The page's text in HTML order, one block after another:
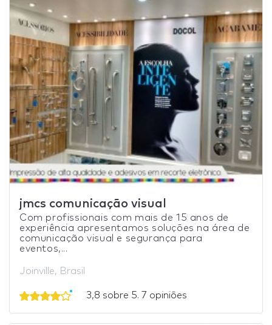
jmcs comunicação visual
Com profissionais com mais de 15 anos de
experiência apresentamos soluções na área de
comunicação visual e segurança para
eventos,...
Joinville, Brasil
3,8 sobre 5. 7 opiniões